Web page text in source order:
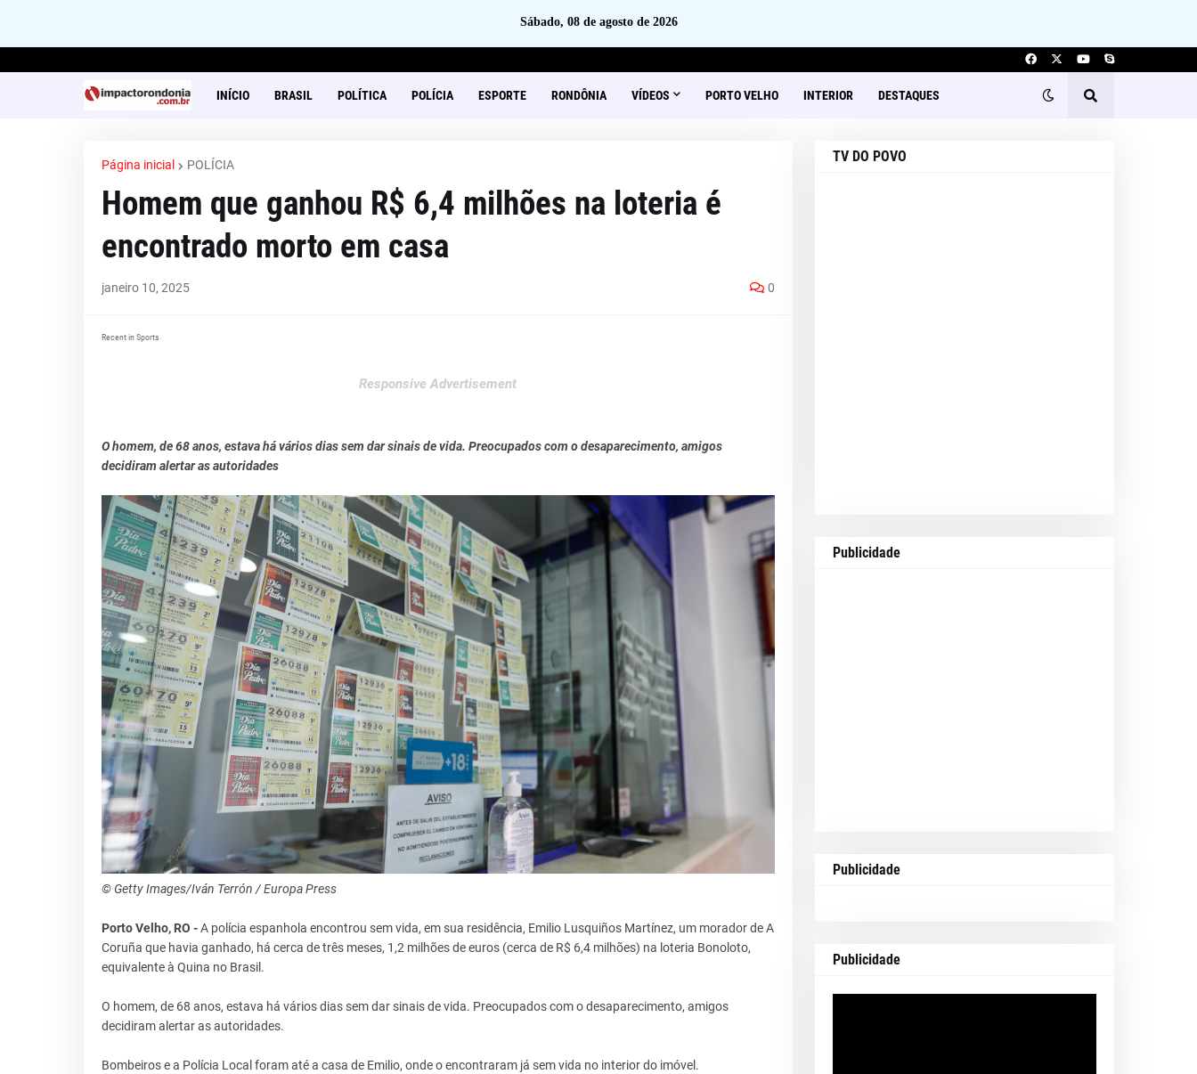
Sábado, 08 de agosto de 2026
INÍCIO BRASIL POLÍTICA POLÍCIA ESPORTE RONDÔNIA VÍDEOS PORTO VELHO INTERIOR DESTAQUES
Página inicial POLÍCIA
Homem que ganhou R$ 6,4 milhões na loteria é
encontrado morto em casa
janeiro 10, 2025 0
Recent in Sports
Responsive Advertisement
O homem, de 68 anos, estava há vários dias sem dar sinais de vida. Preocupados com o desaparecimento, amigos
decidiram alertar as autoridades
© Getty Images/Iván Terrón / Europa Press
Porto Velho, RO -A polícia espanhola encontrou sem vida, em sua residência, Emilio Lusquiños Martínez, um morador de A
Coruña que havia ganhado, há cerca de três meses, 1,2 milhões de euros (cerca de R$ 6,4 milhões) na loteria Bonoloto,
equivalente à Quina no Brasil.
O homem, de 68 anos, estava há vários dias sem dar sinais de vida. Preocupados com o desaparecimento, amigos
decidiram alertar as autoridades.
Bombeiros e a Polícia Local foram até a casa de Emilio, onde o encontraram já sem vida no interior do imóvel.
TV DO POVO
Publicidade
Publicidade
Publicidade